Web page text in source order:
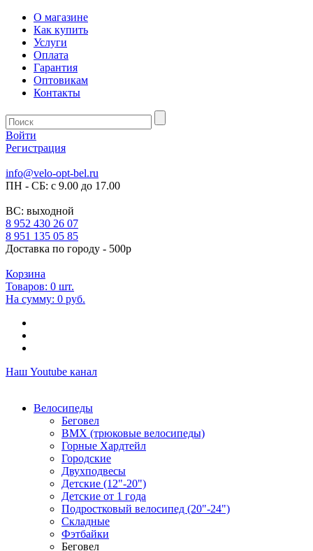
О магазине
Как купить
Услуги
Оплата
Гарантия
Оптовикам
Контакты
Войти
Регистрация
info@velo-opt-bel.ru
ПН - СБ: с 9.00 до 17.00
ВС: выходной
8 952 430 26 07
8 951 135 05 85
Доставка по городу - 500р
Корзина
Товаров: 0 шт.
На сумму: 0 руб.
Наш Youtube канал
Велосипеды
Беговел
ВМХ (трюковые велосипеды)
Горные Хардтейл
Городские
Двухподвесы
Детские (12"-20")
Детские от 1 года
Подростковый велосипед (20"-24")
Складные
Фэтбайки
Беговел